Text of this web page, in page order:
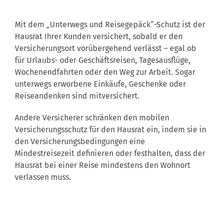
Mit dem „Unterwegs und Reisegepäck“-Schutz ist der
Hausrat Ihrer Kunden versichert, sobald er den
Versicherungsort vorübergehend verlässt – egal ob
für Urlaubs- oder Geschäftsreisen, Tagesausflüge,
Wochenendfahrten oder den Weg zur Arbeit. Sogar
unterwegs erworbene Einkäufe, Geschenke oder
Reiseandenken sind mitversichert.
Andere Versicherer schränken den mobilen
Versicherungsschutz für den Hausrat ein, indem sie in
den Versicherungsbedingungen eine
Mindestreisezeit definieren oder festhalten, dass der
Hausrat bei einer Reise mindestens den Wohnort
verlassen muss.